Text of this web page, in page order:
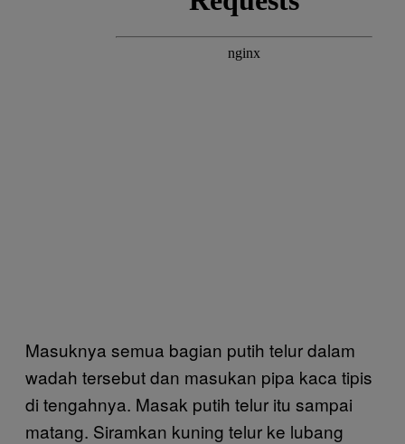
Masuknya semua bagian putih telur dalam
wadah tersebut dan masukan pipa kaca tipis
di tengahnya. Masak putih telur itu sampai
matang. Siramkan kuning telur ke lubang